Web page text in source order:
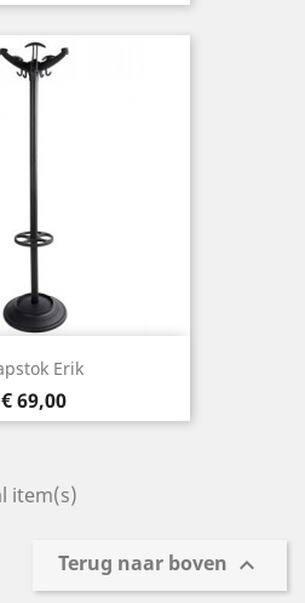
Erik
Prijs
€ 69,00
item(s)
Terug naar boven 